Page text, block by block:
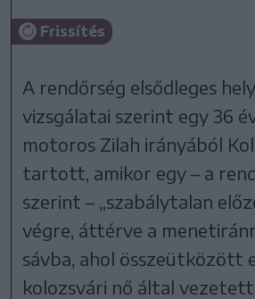
Frissítés
A rendőrség elsődleges
vizsgálatai szerint egy 36
motoros Zilah irányából
tartott, amikor egy – a
szerint – „szabálytalan
végre, áttérve a
sávba, ahol összeütközött
kolozsvári nő által vezetett